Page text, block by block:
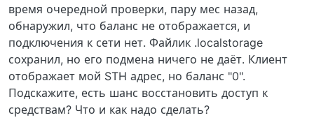
время очередной проверки, пару мес назад,
обнаружил, что баланс не отображается, и
подключения к сети нет. Файлик .localstorage
сохранил, но его подмена ничего не даёт. Клиент
отображает мой STH адрес, но баланс "0".
Подскажите, есть шанс восстановить доступ к
средствам? Что и как надо сделать?